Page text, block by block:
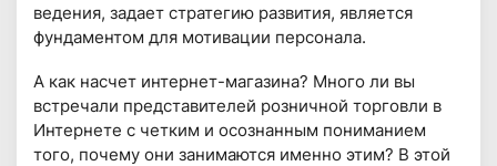
ведения, задает стратегию развития, является
фундаментом для мотивации персонала.
А как насчет интернет-магазина? Много ли вы
встречали представителей розничной торговли в
Интернете с четким и осознанным пониманием
того, почему они занимаются именно этим? В этой